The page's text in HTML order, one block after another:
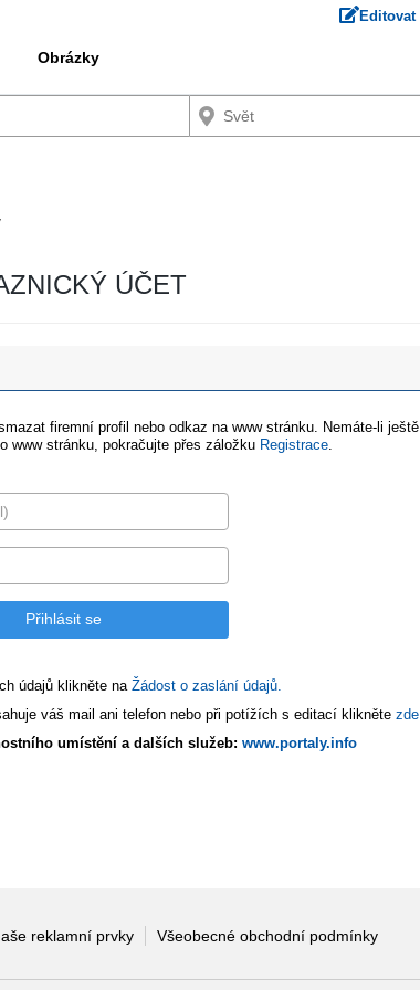
Editovat
Obrázky
ÚČET
firemní profil nebo odkaz na www stránku. Nemáte-li ještě
www stránku, pokračujte přes záložku Registrace
údajů klikněte na Žádost o zaslání údajů.
váš mail ani telefon nebo při potížích s editací klikněte zde
umístění a dalších služeb: www.portaly.info
reklamní prvky Všeobecné obchodní podmínky